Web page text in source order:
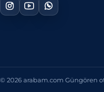
© 2026 arabam.com Güngören